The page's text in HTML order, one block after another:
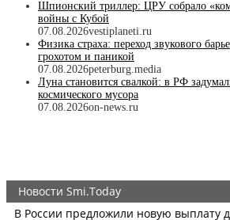
Шпионский триллер: ЦРУ собрало
войны с Кубой
07.08.2026vestiplaneti.ru
Физика страха: переход звукового
грохотом и паникой
07.08.2026peterburg.media
Луна становится свалкой: в РФ
космического мусора
07.08.2026on-news.ru